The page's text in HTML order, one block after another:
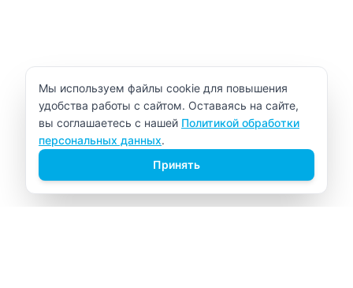
Уведомление об использовании cookie
Мы используем файлы cookie для повышения
удобства работы с сайтом. Оставаясь на сайте,
вы соглашаетесь с нашей Политикой обработки
персональных данных.
Принять